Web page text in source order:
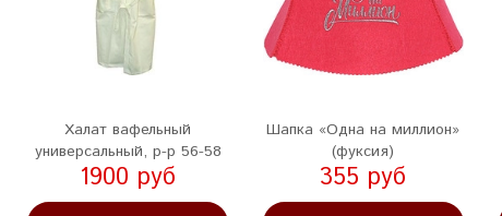
Халат вафельный
универсальный, р-р 56-58
1900 руб
Шапка «Одна на миллион»
(фуксия)
355 руб